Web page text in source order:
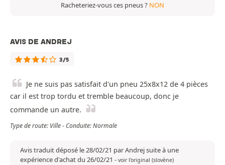
Racheteriez-vous ces pneus ? NON
AVIS DE ANDREJ
3/5
Je ne suis pas satisfait d'un pneu 25x8x12 de 4 pièces
car il est trop tordu et tremble beaucoup, donc je
commande un autre.
Type de route: Ville - Conduite: Normale
Avis traduit déposé le 28/02/21 par Andrej suite à une
expérience d'achat du 26/02/21 - voir l'original (slovène)